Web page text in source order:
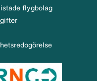
flygbolag